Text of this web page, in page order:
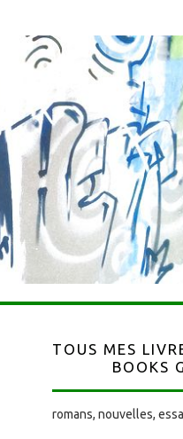
TOUS MES
BOOKS
romans, nouvelles,